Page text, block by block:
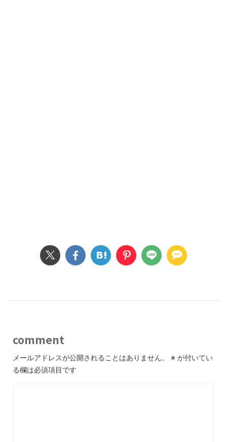
comment
メールアドレスが公開されることはありません。 ※ が付いてい
る欄は必須項目です